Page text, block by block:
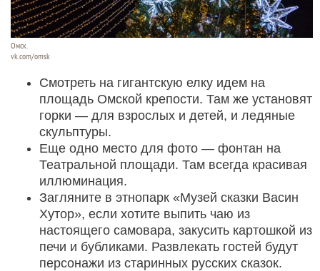
Омск.
vk.com/omsk
Смотреть на гигантскую елку идем на
площадь Омской крепости. Там же установят
горки — для взрослых и детей, и ледяные
скульптуры.
Еще одно место для фото — фонтан на
Театральной площади. Там всегда красивая
иллюминация.
Загляните в этнопарк «Музей сказки Васин
Хутор», если хотите выпить чаю из
настоящего самовара, закусить картошкой из
печи и бубликами. Развлекать гостей будут
персонажи из старинных русских сказок.